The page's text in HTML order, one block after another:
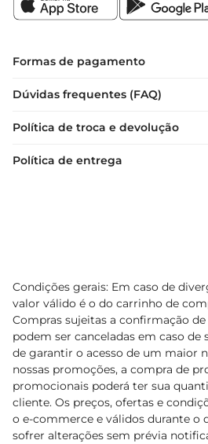
um produto de qualidade.
Recomendações de
Para garantir a melhor
textura, recomenda-se
deixe o sorbet descansar por
garantir que cada porção
Formas de pagamento
Dúvidas frequentes (FAQ)
Política de troca e devolução
Política de entrega
Condições gerais: Em caso de
valor válido é o do carrinho de
Compras sujeitas a confirmação
podem ser canceladas em caso de
de garantir o acesso de um maior
nossas promoções, a compra de
promocionais poderá ter sua
cliente. Os preços, ofertas e
o e-commerce e válidos durante o
sofrer alterações sem prévia